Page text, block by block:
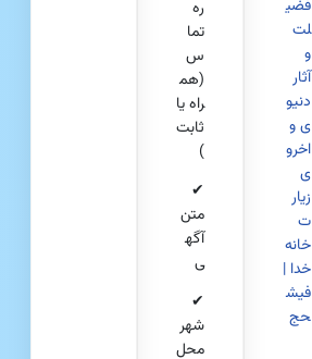
فضی
لت
و
آثار
دنیو
ی و
اخرو
ی
زیار
ت
خانه
خدا |
فیش
حج
ره
تما
س
(هم
راه یا
ثابت
)
✔
متن
آگه
ی
✔
شهر
محل